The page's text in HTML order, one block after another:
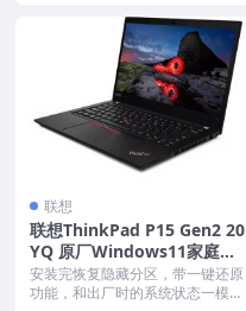
联想
联想ThinkPad P15 Gen2 20
YQ 原厂Windows11家庭版
oem系统镜像下载
安装完恢复隐藏分区，带一键还原
功能，和出厂时的系统状态一模一